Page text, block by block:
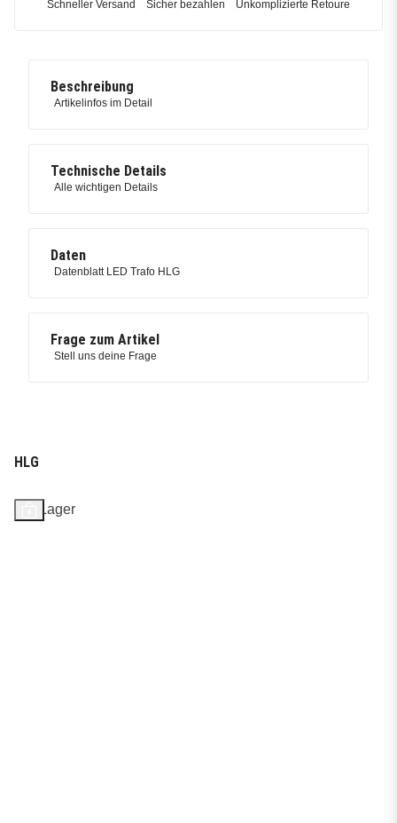
Schneller Versand Sicher bezahlen Unkomplizierte Retoure
Beschreibung
Artikelinfos im Detail
Technische Details
Alle wichtigen Details
Daten
Datenblatt LED Trafo HLG
Frage zum Artikel
Stell uns deine Frage
HLG
Auf Lager